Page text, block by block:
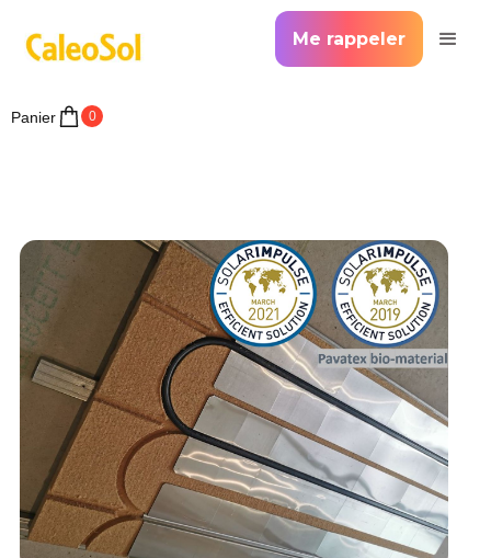
Me rappeler
Panier 0
Accueil >Plafond chauffant rafraîchissant